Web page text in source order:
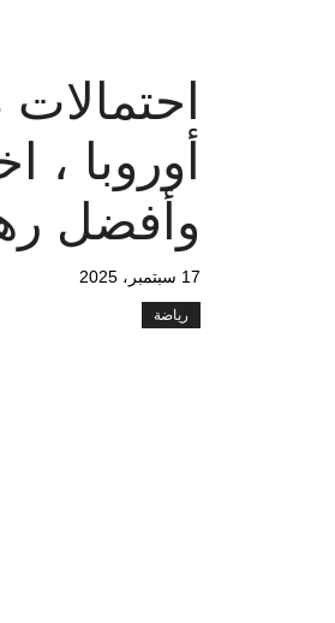
أوروبا ،
وأفضل
17 سبتمبر، 2025
رياضة